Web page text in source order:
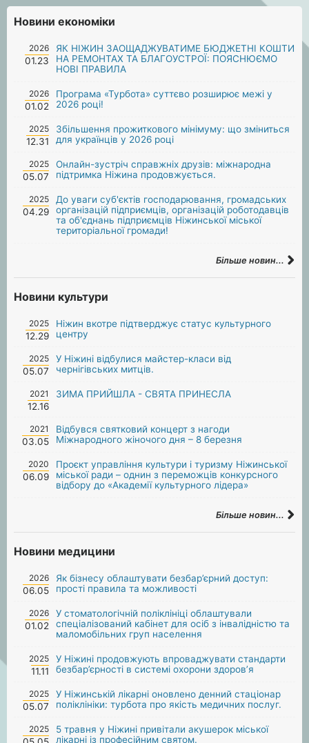
Новини економіки
2026
01.23
ЯК НІЖИН ЗАОЩАДЖУВАТИМЕ БЮДЖЕТНІ КОШТИ
НА РЕМОНТАХ ТА БЛАГОУСТРОЇ: ПОЯСНЮЄМО
НОВІ ПРАВИЛА
2026
01.02
Програма «Турбота» суттєво розширює межі у
2026 році!
2025
12.31
Збільшення прожиткового мінімуму: що зміниться
для українців у 2026 році
2025
05.07
Онлайн-зустріч справжніх друзів: міжнародна
підтримка Ніжина продовжується.
2025
04.29
До уваги суб'єктів господарювання, громадських
організацій підприємців, організацій роботодавців
та об'єднань підприємців Ніжинської міської
територіальної громади!
Більше новин...
Новини культури
2025
12.29
Ніжин вкотре підтверджує статус культурного
центру
2025
05.07
У Ніжині відбулися майстер-класи від
чернігівських митців.
2021
12.16
ЗИМА ПРИЙШЛА - СВЯТА ПРИНЕСЛА
2021
03.05
Відбувся святковий концерт з нагоди
Міжнародного жіночого дня – 8 березня
2020
06.09
Проєкт управління культури і туризму Ніжинської
міської ради – однин з переможців конкурсного
відбору до «Академії культурного лідера»
Більше новин...
Новини медицини
2026
06.05
Як бізнесу облаштувати безбар’єрний доступ:
прості правила та можливості
2026
01.02
У стоматологічній поліклініці облаштували
спеціалізований кабінет для осіб з інвалідністю та
маломобільних груп населення
2025
11.11
У Ніжині продовжують впроваджувати стандарти
безбар’єрності в системі охорони здоров’я
2025
05.07
У Ніжинській лікарні оновлено денний стаціонар
поліклініки: турбота про якість медичних послуг.
2025
5 травня у Ніжині привітали акушерок міської
лікарні із професійним святом.